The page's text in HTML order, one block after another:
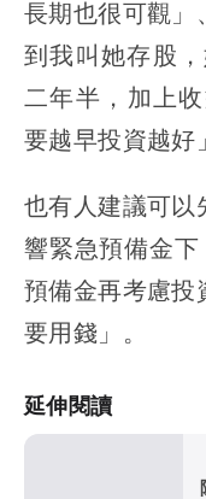
長期也很可觀」
到我叫她存股
二年半，加上
要越早投資越好
也有人建議可以
響緊急預備金
預備金再考慮投
要用錢」。
延伸閱讀